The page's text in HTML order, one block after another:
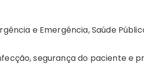
e Emergência, Saúde
segurança do paciente e